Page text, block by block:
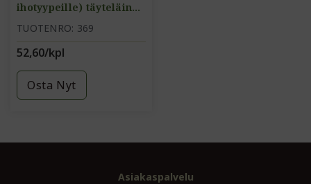
ihotyypeille) täyteläinen
ravitseva voide
TUOTENRO: 369
52,60/kpl
Osta Nyt
Asiakaspalvelu